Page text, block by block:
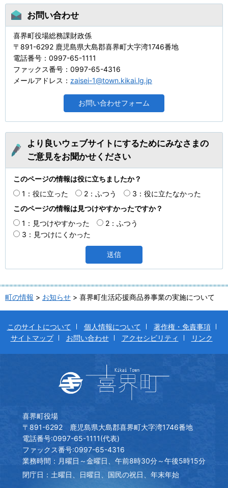
お問い合わせ
喜界町役場総務課財政係
〒891-6292 鹿児島県大島郡喜界町大字湾1746番地
電話番号：0997-65-1111
ファックス番号：0997-65-4316
メールアドレス： zaisei-1@town.kikai.lg.jp
より良いウェブサイトにするためにみなさまの
ご意見をお聞かせください
このページの情報は役に立ちましたか？
1：役に立った
2：ふつう
3：役に立たなかった
このページの情報は見つけやすかったですか？
1：見つけやすかった
2：ふつう
3：見つけにくかった
町の情報 > お知らせ > 喜界町生活応援商品券事業の実施について
このサイトについて 個人情報について
著作権・免責事項
サイトマップ
お問い合わせ アクセシビリティ リンク
喜界町役場
〒891-6292 鹿児島県大島郡喜界町大字湾1746番地
電話番号:0997-65-1111(代表)
ファックス番号:0997-65-4316
業務時間：月曜日～金曜日、午前8時30分～午後5時15分
閉庁日：土曜日、日曜日、国民の祝日、年末年始